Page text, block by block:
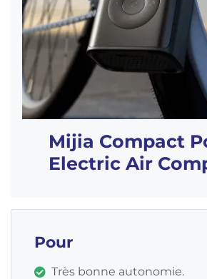
Mijia Compact
Electric Air
Pour
Très bonne autonomie.